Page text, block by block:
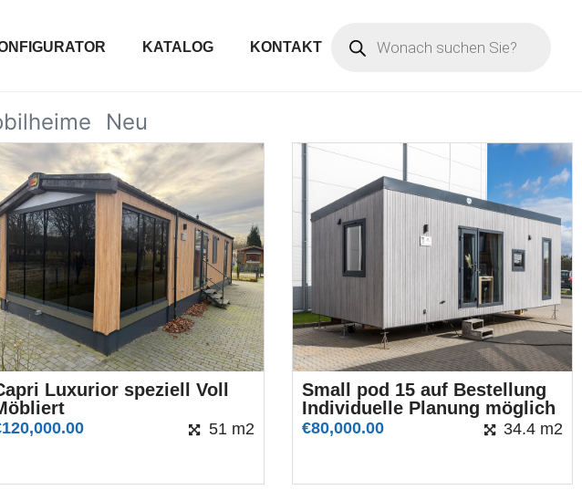
KATALOG KONTAKT
Neu
Luxurior speziell Voll
120,000.00 51 m2
Small pod 15 auf Bestellung
Individuelle Planung möglich
€80,000.00 34.4 m2